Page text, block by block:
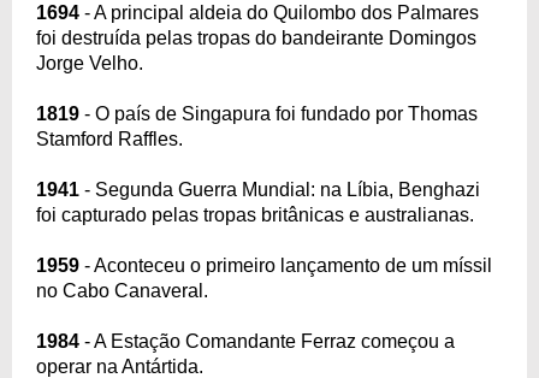
1694 - A principal aldeia do Quilombo dos Palmares
foi destruída pelas tropas do bandeirante Domingos
Jorge Velho.
1819 - O país de Singapura foi fundado por Thomas
Stamford Raffles.
1941 - Segunda Guerra Mundial: na Líbia, Benghazi
foi capturado pelas tropas britânicas e australianas.
1959 - Aconteceu o primeiro lançamento de um míssil
no Cabo Canaveral.
1984 - A Estação Comandante Ferraz começou a
operar na Antártida.